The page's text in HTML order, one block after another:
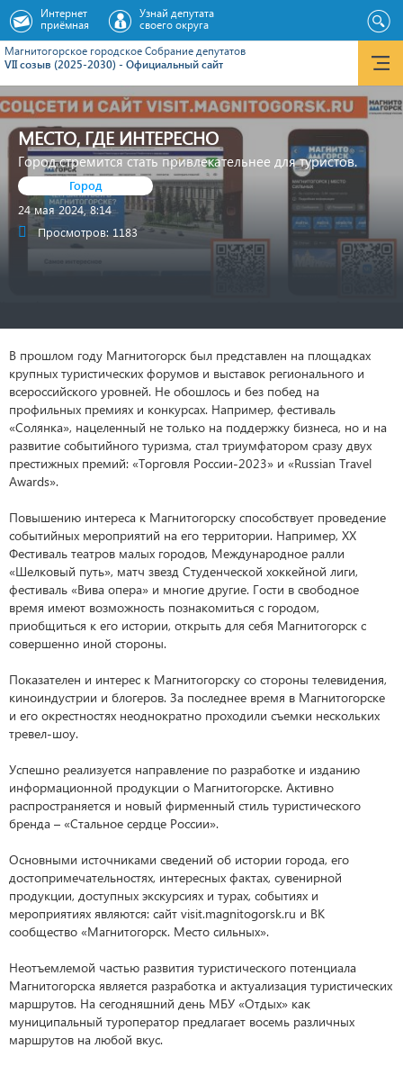
Магнитогорское городское Cобрание депутатов
VII созыв (2025-2030) - Официальный сайт
Интернет
приёмная
Узнай депутата
своего округа
МЕСТО, ГДЕ ИНТЕРЕСНО
Город стремится стать привлекательнее для туристов.
Город
24 мая 2024, 8:14
Просмотров: 1183
В прошлом году Магнитогорск был представлен на площадках
крупных туристических форумов и выставок регионального и
всероссийского уровней. Не обошлось и без побед на
профильных премиях и конкурсах. Например, фестиваль
«Солянка», нацеленный не только на поддержку бизнеса, но и на
развитие событийного туризма, стал триумфатором сразу двух
престижных премий: «Торговля России-2023» и «Russian Travel
Awards».
Повышению интереса к Магнитогорску способствует проведение
событийных мероприятий на его территории. Например, XX
Фестиваль театров малых городов, Международное ралли
«Шелковый путь», матч звезд Студенческой хоккейной лиги,
фестиваль «Вива опера» и многие другие. Гости в свободное
время имеют возможность познакомиться с городом,
приобщиться к его истории, открыть для себя Магнитогорск с
совершенно иной стороны.
Показателен и интерес к Магнитогорску со стороны телевидения,
киноиндустрии и блогеров. За последнее время в Магнитогорске
и его окрестностях неоднократно проходили съемки нескольких
тревел-шоу.
Успешно реализуется направление по разработке и изданию
информационной продукции о Магнитогорске. Активно
распространяется и новый фирменный стиль туристического
бренда – «Стальное сердце России».
Основными источниками сведений об истории города, его
достопримечательностях, интересных фактах, сувенирной
продукции, доступных экскурсиях и турах, событиях и
мероприятиях являются: сайт visit.magnitogorsk.ru и ВК
сообщество «Магнитогорск. Место сильных».
Неотъемлемой частью развития туристического потенциала
Магнитогорска является разработка и актуализация туристических
маршрутов. На сегодняшний день МБУ «Отдых» как
муниципальный туроператор предлагает восемь различных
маршрутов на любой вкус.